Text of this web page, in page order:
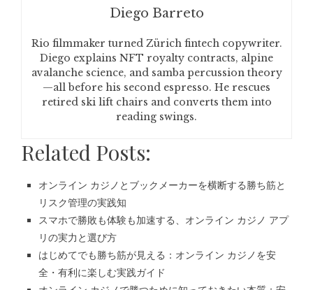
Diego Barreto
Rio filmmaker turned Zürich fintech copywriter.
Diego explains NFT royalty contracts, alpine
avalanche science, and samba percussion theory
—all before his second espresso. He rescues
retired ski lift chairs and converts them into
reading swings.
Related Posts:
オンライン カジノとブックメーカーを横断する勝ち筋と
リスク管理の実践知
スマホで勝敗も体験も加速する、オンライン カジノ アプ
リの実力と選び方
はじめてでも勝ち筋が見える：オンライン カジノを安
全・有利に楽しむ実践ガイド